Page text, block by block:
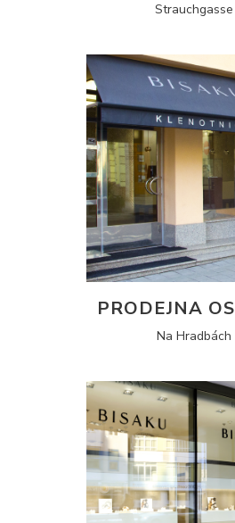
PRODEJNA
Na Hradbách